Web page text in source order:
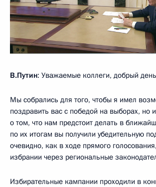
В.Путин: Уважаемые коллеги, добрый
Мы собрались для того, чтобы я имел
поздравить вас с победой на выборах, но
о том, что нам предстоит делать в
по их итогам вы получили убедительную
очевидно, как в ходе прямого
избрании через региональные
Избирательные кампании проходили в